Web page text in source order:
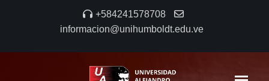
+584241578708
informacion@unihumboldt.edu.ve